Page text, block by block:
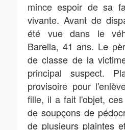
mince espoir de sa
vivante. Avant de
été vue dans le
Barella, 41 ans. Le
de classe de la
principal suspect.
provisoire pour
fille, il a fait l'objet,
de soupçons de
de plusieurs plaintes